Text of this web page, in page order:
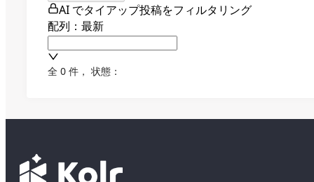
AI でタイアップ投稿をフィルタリング
配列：最新
全 0 件 ， 状態：